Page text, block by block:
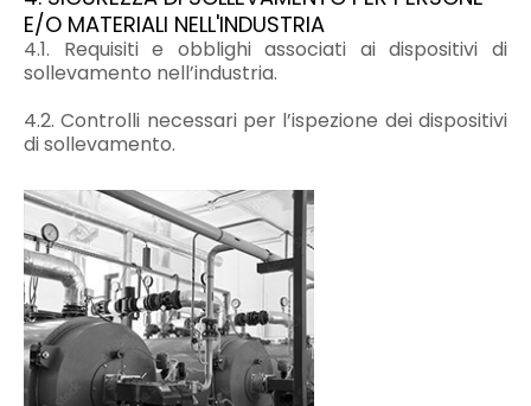
E/O MATERIALI NELL'INDUSTRIA
4.1. Requisiti e obblighi associati ai dispositivi di
sollevamento nell’industria.
4.2. Controlli necessari per l’ispezione dei dispositivi
di sollevamento.